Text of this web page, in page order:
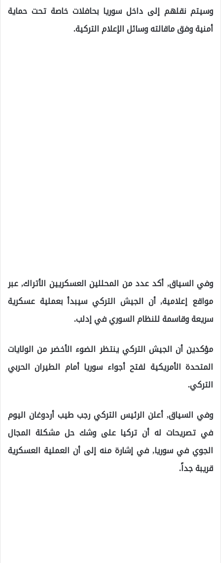
وسيتم نقلهم إلى داخل سوريا بحافلات خاصة تحت حماية
أمنية وفق ماقالته وسائل الإعلام التركية.
وفي السياق, أكد عدد من المحللين العسكريين الأتراك, عبر
مواقع إعلامية, أن الجيش التركي سيبدأ بعملية عسكرية
سريعة وقاسمة للنظام السوري في إدلب.
مؤكدين أن الجيش التركي ينتظر الضوء الأخضر من الولايات
المتحدة الأمريكية لفتح أجواء سوريا أمام الطيران الحربي
التركي.
وفي السياق, أعلن الرئيس التركي رجب طيب أردوغان اليوم
في تصريحات له أن تركيا على وشك حل مشكلة المجال
الجوي في سوريا, في إشارة منه إلى أن العملية العسكرية
قريبة جداً.